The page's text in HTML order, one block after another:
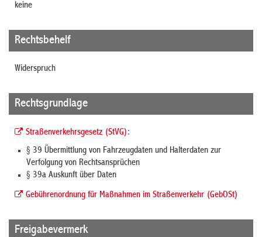
keine
Rechtsbehelf
Widerspruch
Rechtsgrundlage
Straßenverkehrsgesetz (StVG):
§ 39 Übermittlung von Fahrzeugdaten und Halterdaten zur
Verfolgung von Rechtsansprüchen
§ 39a Auskunft über Daten
Gebührenordnung für Maßnahmen im Straßenverkehr (GebOSt)
Freigabevermerk